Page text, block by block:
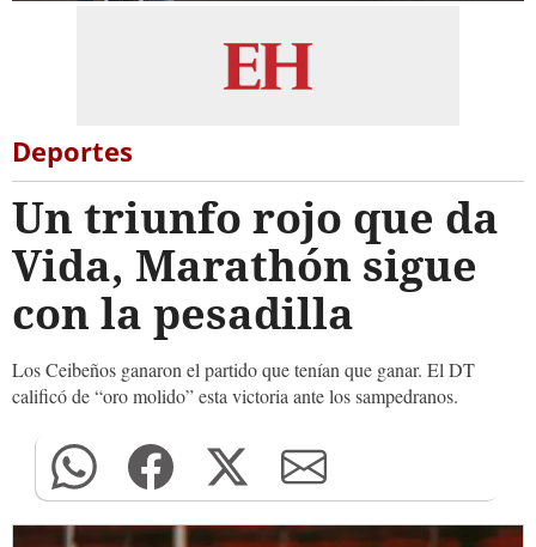
Deportes
Un triunfo rojo que da
Vida, Marathón sigue
con la pesadilla
Los Ceibeños ganaron el partido que tenían que ganar. El DT
calificó de “oro molido” esta victoria ante los sampedranos.